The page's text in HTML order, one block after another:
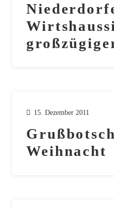
15. Dezember 2011
Weihnacht